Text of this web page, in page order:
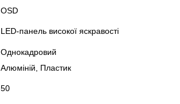
OSD
LED-панель високої яскравості
Однокадровий
Алюміній, Пластик
50